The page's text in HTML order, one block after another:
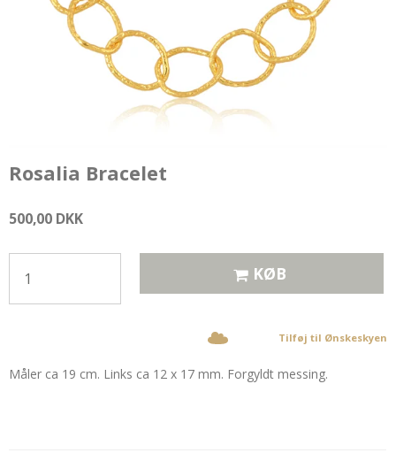
Rosalia Bracelet
500,00 DKK
KØB
Tilføj til Ønskeskyen
Måler ca 19 cm. Links ca 12 x 17 mm. Forgyldt messing.